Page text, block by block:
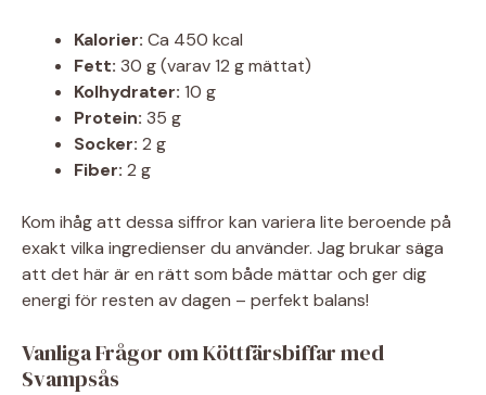
Kalorier: Ca 450 kcal
Fett: 30 g (varav 12 g mättat)
Kolhydrater: 10 g
Protein: 35 g
Socker: 2 g
Fiber: 2 g
Kom ihåg att dessa siffror kan variera lite beroende på
exakt vilka ingredienser du använder. Jag brukar säga
att det här är en rätt som både mättar och ger dig
energi för resten av dagen – perfekt balans!
Vanliga Frågor om Köttfärsbiffar med
Svampsås